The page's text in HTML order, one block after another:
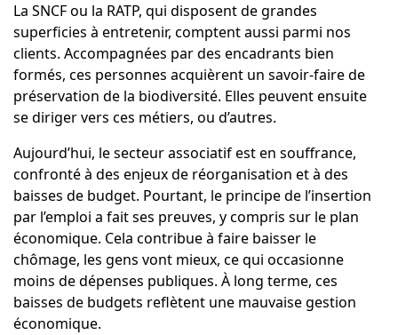
La SNCF ou la RATP, qui disposent de grandes
superficies à entretenir, comptent aussi parmi nos
clients. Accompagnées par des encadrants bien
formés, ces personnes acquièrent un savoir-faire de
préservation de la biodiversité. Elles peuvent ensuite
se diriger vers ces métiers, ou d’autres.
Aujourd’hui, le secteur associatif est en souffrance,
confronté à des enjeux de réorganisation et à des
baisses de budget. Pourtant, le principe de l’insertion
par l’emploi a fait ses preuves, y compris sur le plan
économique. Cela contribue à faire baisser le
chômage, les gens vont mieux, ce qui occasionne
moins de dépenses publiques. À long terme, ces
baisses de budgets reflètent une mauvaise gestion
économique.